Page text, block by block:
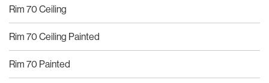
Rim 70 Ceiling
Rim 70 Ceiling Painted
Rim 70 Painted